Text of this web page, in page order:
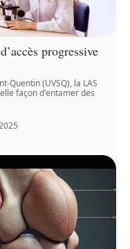
progressive
Quentin (UVSQ), la LAS
façon d'entamer des